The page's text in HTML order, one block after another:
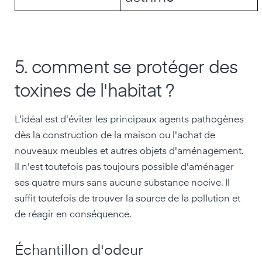
5. comment se protéger des
toxines de l'habitat ?
L'idéal est d'éviter les principaux agents pathogènes
dès la construction de la maison ou l'achat de
nouveaux meubles et autres objets d'aménagement.
Il n'est toutefois pas toujours possible d'aménager
ses quatre murs sans aucune substance nocive. Il
suffit toutefois de trouver la source de la pollution et
de réagir en conséquence.
Échantillon d'odeur